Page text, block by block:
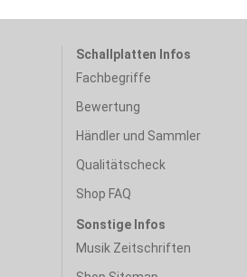
Schallplatten Infos
Fachbegriffe
Bewertung
Händler und Sammler
Qualitätscheck
Shop FAQ
Sonstige Infos
Musik Zeitschriften